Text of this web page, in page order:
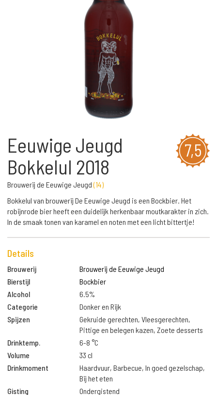
7,5
Eeuwige Jeugd
Bokkelul 2018
Brouwerij de Eeuwige Jeugd(14)
Bokkelul van brouwerij De Eeuwige Jeugd is een Bockbier. Het
robijnrode bier heeft een duidelijk herkenbaar moutkarakter in zich.
In de smaak tonen van karamel en noten met een licht bittertje!
Details
Brouwerij
Brouwerij de Eeuwige Jeugd
Bierstijl
Bockbier
Alcohol
6.5%
Categorie
Donker en Rijk
Spijzen
Gekruide gerechten, Vleesgerechten,
Pittige en belegen kazen, Zoete desserts
Drinktemp.
6-8 °C
Volume
33 cl
Drinkmoment
Haardvuur, Barbecue, In goed gezelschap,
Bij het eten
Gisting
Ondergistend